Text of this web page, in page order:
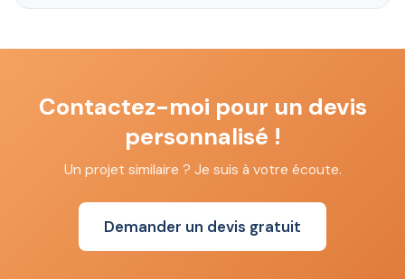
Contactez-moi pour un devis
personnalisé !
Un projet similaire ? Je suis à votre écoute.
Demander un devis gratuit